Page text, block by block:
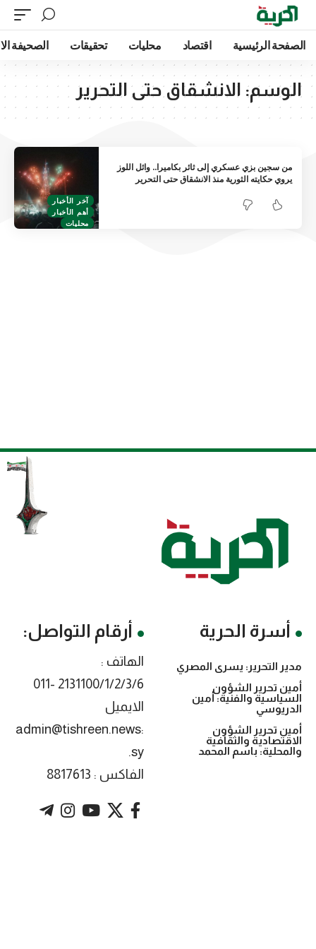
الصفحة الرئيسية اقتصاد محليات تحقيقات الصحيفة
الوسم: الانشقاق حتى التحرير
آخر الأخبار
أهم الأخبار
محليات
من سجين بزي عسكري إلى ثائر بكاميرا.. وائل اللوز
يروي حكايته الثورية منذ الانشقاق حتى التحرير
أسرة الحرية
مدير التحرير: يسرى المصري
أمين تحرير الشؤون
السياسية والفنية: أمين
الدريوسي
أمين تحرير الشؤون
الاقتصادية والثقافية
والمحلية: باسم المحمد
أرقام التواصل:
الهاتف :
2131100/1/2/3/6 -011
الايميل
:admin@tishreen.news
.sy
الفاكس : 8817613